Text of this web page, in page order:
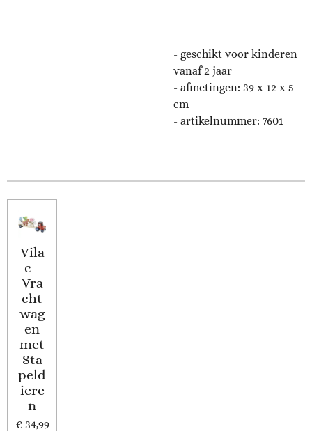
- geschikt voor kinderen
vanaf 2 jaar
- afmetingen: 39 x 12 x 5
cm
- artikelnummer: 7601
Vila
c -
Vra
cht
wag
en
met
Sta
peld
iere
n
€ 34,99